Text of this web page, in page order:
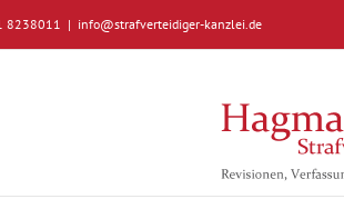
8238011 | info@strafverteidiger-kanzlei.de